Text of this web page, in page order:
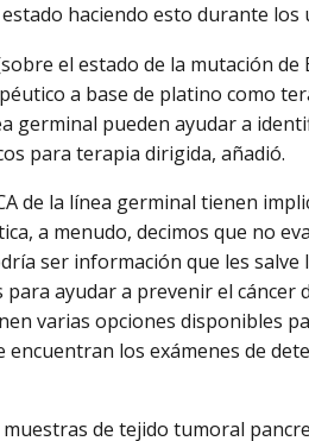
haciendo esto durante los
el estado de la mutación de
a base de platino como
germinal pueden ayudar a
para terapia dirigida, añadió.
de la línea germinal tienen
a menudo, decimos que no
ser información que les
ayudar a prevenir el cáncer
varias opciones disponibles
encuentran los exámenes de
de tejido tumoral